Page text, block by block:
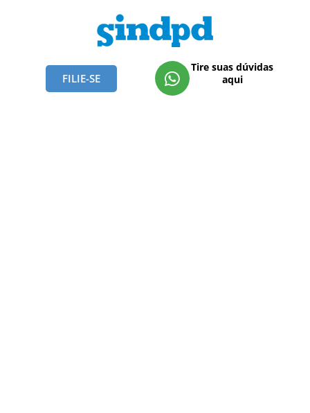
FILIE-SE
Tire suas dúvidas
aqui